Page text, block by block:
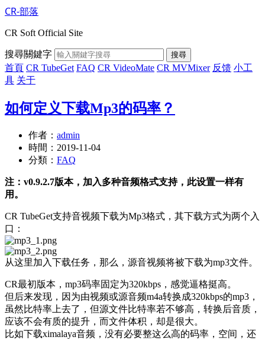
CR-部落
CR Soft Official Site
搜尋關鍵字 搜尋
首頁 CR TubeGet FAQ CR VideoMate CR MVMixer 反馈 小工
具 关于
如何定义下载Mp3的码率？
作者： admin
時間： 2019-11-04
分類： FAQ
注：v0.9.2.7版本，加入多种音频格式支持，此设置一样有
用。
CR TubeGet支持音视频下载为Mp3格式，其下载方式为两个入
口：
从这里加入下载任务，那么，源音视频将被下载为mp3文件。
CR最初版本，mp3码率固定为320kbps，感觉逼格挺高。
但后来发现，因为由视频或源音频m4a转换成320kbps的mp3，
虽然比特率上去了，但源文件比特率若不够高，转换后音质，
应该不会有质的提升，而文件体积，却是很大。
比如下载ximalaya音频，没有必要整这么高的码率，空间，还